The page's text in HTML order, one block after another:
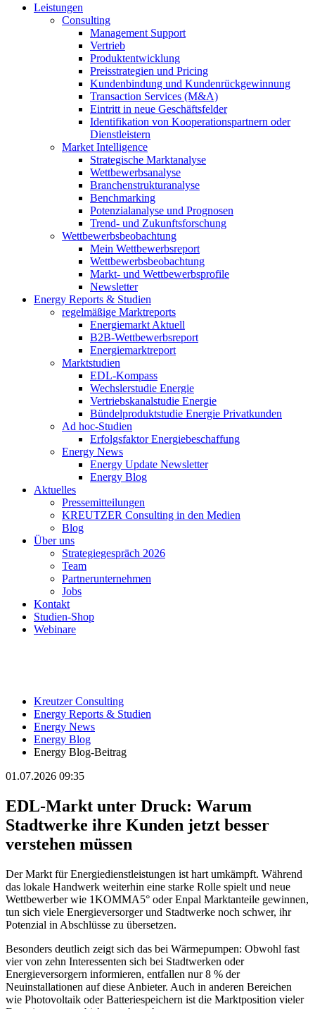
Leistungen
Consulting
Management Support
Vertrieb
Produktentwicklung
Preisstrategien und Pricing
Kundenbindung und Kundenrückgewinnung
Transaction Services (M&A)
Eintritt in neue Geschäftsfelder
Identifikation von Kooperationspartnern oder
Dienstleistern
Market Intelligence
Strategische Marktanalyse
Wettbewerbsanalyse
Branchenstrukturanalyse
Benchmarking
Potenzialanalyse und Prognosen
Trend- und Zukunftsforschung
Wettbewerbs­beobachtung
Mein Wettbewerbsreport
Wettbewerbsbeobachtung
Markt- und Wettbewerbsprofile
Newsletter
Energy Reports & Studien
regelmäßige Marktreports
Energiemarkt Aktuell
B2B-Wettbewerbsreport
Energiemarktreport
Marktstudien
EDL-Kompass
Wechslerstudie Energie
Vertriebskanalstudie Energie
Bündelproduktstudie Energie Privatkunden
Ad hoc-Studien
Erfolgsfaktor Energiebeschaffung
Energy News
Energy Update Newsletter
Energy Blog
Aktuelles
Pressemitteilungen
KREUTZER Consulting in den Medien
Blog
Über uns
Strategiegespräch 2026
Team
Partnerunternehmen
Jobs
Kontakt
Studien-Shop
Webinare
Kreutzer Consulting
Energy Reports & Studien
Energy News
Energy Blog
Energy Blog-Beitrag
01.07.2026 09:35
EDL-Markt unter Druck: Warum
Stadtwerke ihre Kunden jetzt besser
verstehen müssen
Der Markt für Energiedienstleistungen ist hart umkämpft. Während
das lokale Handwerk weiterhin eine starke Rolle spielt und neue
Wettbewerber wie 1KOMMA5° oder Enpal Marktanteile gewinnen,
tun sich viele Energieversorger und Stadtwerke noch schwer, ihr
Potenzial in Abschlüsse zu übersetzen.
Besonders deutlich zeigt sich das bei Wärmepumpen: Obwohl fast
vier von zehn Interessenten sich bei Stadtwerken oder
Energieversorgern informieren, entfallen nur 8 % der
Neuinstallationen auf diese Anbieter. Auch in anderen Bereichen
wie Photovoltaik oder Batteriespeichern ist die Marktposition vieler